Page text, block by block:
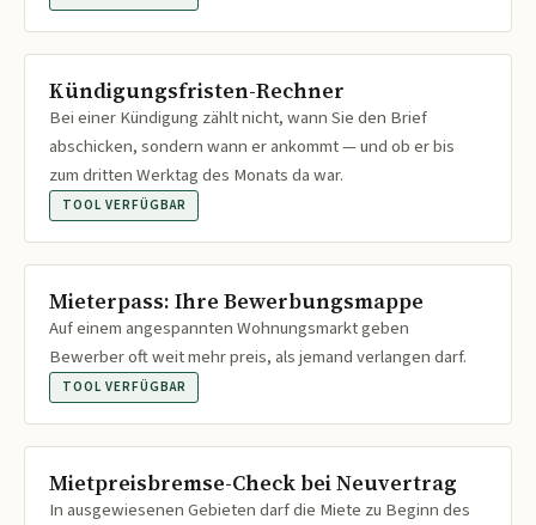
Kündigungsfristen-Rechner
Bei einer Kündigung zählt nicht, wann Sie den Brief
abschicken, sondern wann er ankommt — und ob er bis
zum dritten Werktag des Monats da war.
TOOL VERFÜGBAR
Mieterpass: Ihre Bewerbungsmappe
Auf einem angespannten Wohnungsmarkt geben
Bewerber oft weit mehr preis, als jemand verlangen darf.
TOOL VERFÜGBAR
Mietpreisbremse-Check bei Neuvertrag
In ausgewiesenen Gebieten darf die Miete zu Beginn des